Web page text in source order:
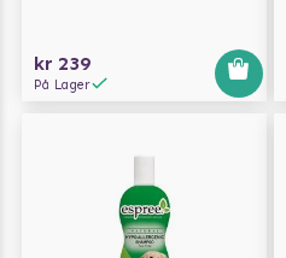
kr 239
På Lager